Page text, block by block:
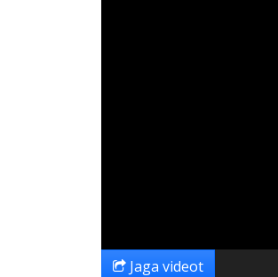
Jaga videot